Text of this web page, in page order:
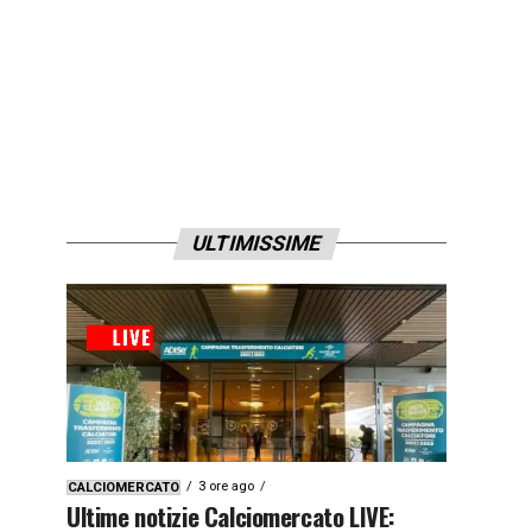
ULTIMISSIME
CALCIOMERCATO 3 ore ago
Ultime notizie Calciomercato LIVE: